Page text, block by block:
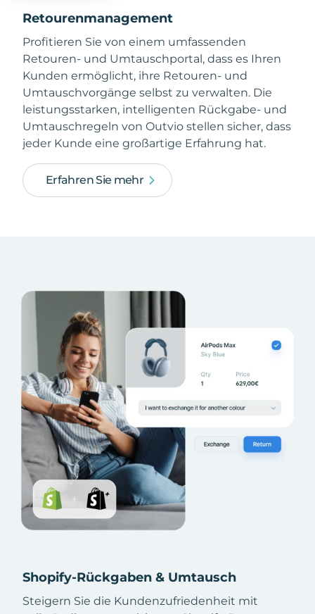
Retourenmanagement
Profitieren Sie von einem umfassenden
Retouren- und Umtauschportal, dass es Ihren
Kunden ermöglicht, ihre Retouren- und
Umtauschvorgänge selbst zu verwalten. Die
leistungsstarken, intelligenten Rückgabe- und
Umtauschregeln von Outvio stellen sicher, dass
jeder Kunde eine großartige Erfahrung hat.
Erfahren Sie mehr
Shopify-Rückgaben & Umtausch
Steigern Sie die Kundenzufriedenheit mit